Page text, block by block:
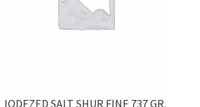
IODEZED SALT SHUR FINE 737 GR.